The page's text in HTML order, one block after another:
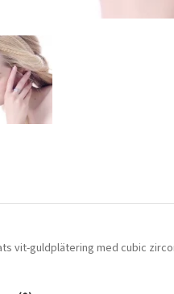
vit-guldplätering med cubic